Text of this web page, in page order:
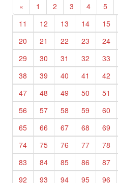
« 1 2 3 4 5
11
12 13 14 15
20
21 22 23 24
29
30 31 32 33
38
39 40 41 42
47
48 49 50 51
56
57 58 59 60
65
66 67 68 69
74
75 76 77 78
83
84 85 86 87
92
93 94 95 96